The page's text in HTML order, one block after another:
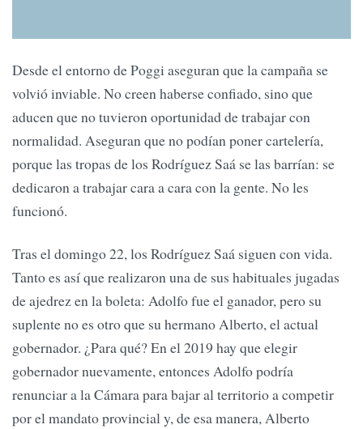
Desde el entorno de Poggi aseguran que la campaña se
volvió inviable. No creen haberse confiado, sino que
aducen que no tuvieron oportunidad de trabajar con
normalidad. Aseguran que no podían poner cartelería,
porque las tropas de los Rodríguez Saá se las barrían: se
dedicaron a trabajar cara a cara con la gente. No les
funcionó.
Tras el domingo 22, los Rodríguez Saá siguen con vida.
Tanto es así que realizaron una de sus habituales jugadas
de ajedrez en la boleta: Adolfo fue el ganador, pero su
suplente no es otro que su hermano Alberto, el actual
gobernador. ¿Para qué? En el 2019 hay que elegir
gobernador nuevamente, entonces Adolfo podría
renunciar a la Cámara para bajar al territorio a competir
por el mandato provincial y, de esa manera, Alberto